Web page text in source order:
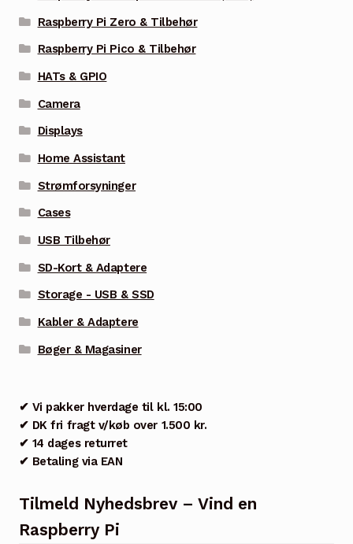
Raspberry Pi Zero & Tilbehør
Raspberry Pi Pico & Tilbehør
HATs & GPIO
Camera
Displays
Home Assistant
Strømforsyninger
Cases
USB Tilbehør
SD-Kort & Adaptere
Storage - USB & SSD
Kabler & Adaptere
Bøger & Magasiner
✔ Vi pakker hverdage til kl. 15:00
✔ DK fri fragt v/køb over 1.500 kr.
✔ 14 dages returret
✔ Betaling via EAN
Tilmeld Nyhedsbrev – Vind en
Raspberry Pi